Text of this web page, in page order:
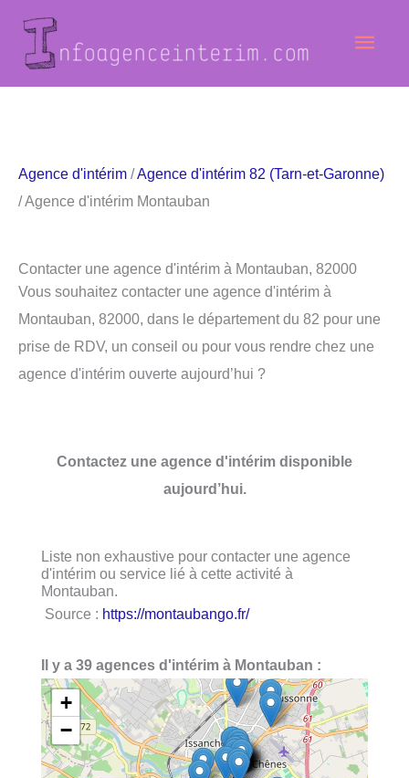
contenu
Agence d'intérim /Agence d'intérim 82 (Tarn-et-Garonne)
/ Agence d'intérim Montauban
Contacter une agence d'intérim à Montauban, 82000
Vous souhaitez contacter une agence d'intérim à
Montauban, 82000, dans le département du 82 pour une
prise de RDV, un conseil ou pour vous rendre chez une
agence d'intérim ouverte aujourd’hui ?
Contactez une agence d'intérim disponible
aujourd’hui.
Liste non exhaustive pour contacter une agence
d'intérim ou service lié à cette activité à
Montauban.
Source : https://montaubango.fr/
Il y a 39 agences d'intérim à Montauban :
+
−